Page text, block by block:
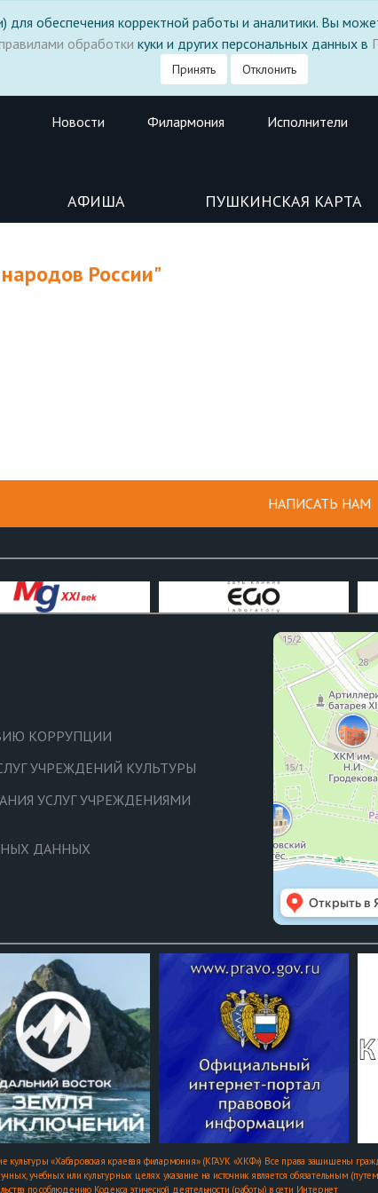
обеспечения корректной работы и аналитики. Вы
обработки куки и других персональных данных в
Принять Отклонить
Новости Филармония Исполнители
АФИША ПУШКИНСКАЯ КАРТА
России"
НАПИСАТЬ НАМ
КОРРУПЦИИ
УЧРЕЖДЕНИЙ КУЛЬТУРЫ
УСЛУГ УЧРЕЖДЕНИЯМИ
ДАННЫХ
«Хабаровская краевая филармония» (КГАУК «ХКФ») Все права защищены
учебных или культурных целях указание на источник является обязательным
по соблюдению Кодекса этической деятельности (работы) в сети Интернет